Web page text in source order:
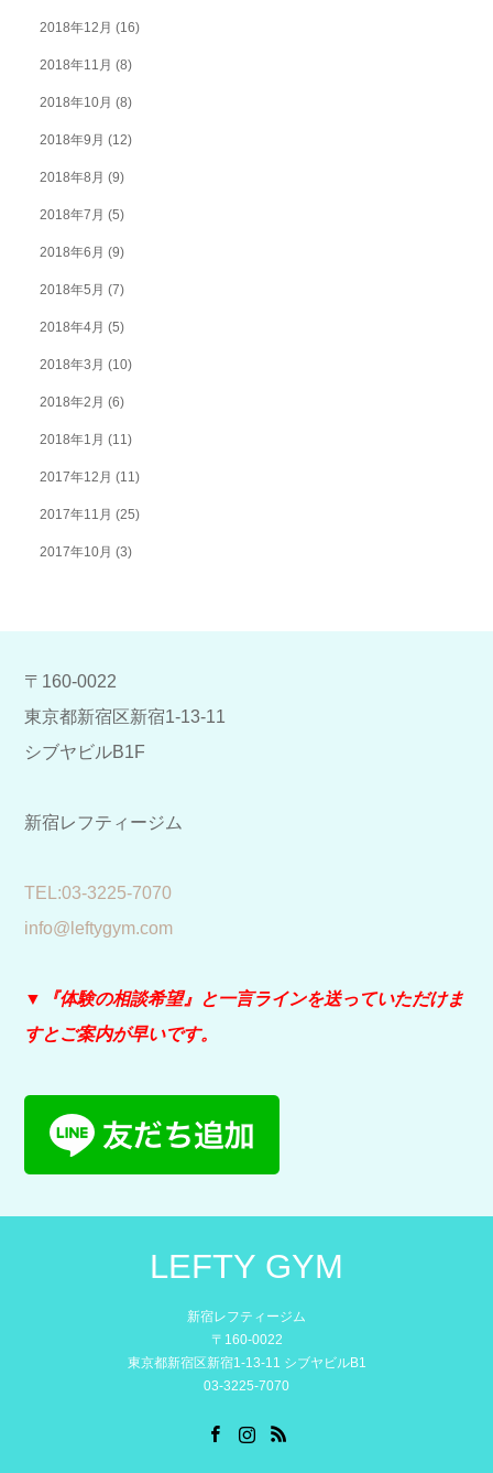
2018年12月 (16)
2018年11月 (8)
2018年10月 (8)
2018年9月 (12)
2018年8月 (9)
2018年7月 (5)
2018年6月 (9)
2018年5月 (7)
2018年4月 (5)
2018年3月 (10)
2018年2月 (6)
2018年1月 (11)
2017年12月 (11)
2017年11月 (25)
2017年10月 (3)
〒160-0022
東京都新宿区新宿1-13-11
シブヤビルB1F
新宿レフティージム
​TEL:03-3225-7070
info@leftygym.com
▼『体験の相談希望』と一言ラインを送っていただけま
すとご案内が早いです。
LEFTY GYM
新宿レフティージム
〒160-0022
東京都新宿区新宿1-13-11 シブヤビルB1
03-3225-7070